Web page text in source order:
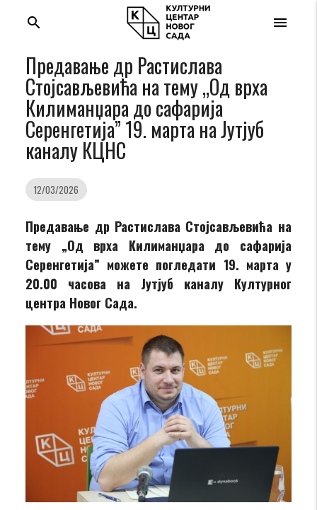
menu
search
Предавање др Растиславa
Стојсављевићa на тему „Од врха
Килиманџара до сафарија
Серенгетија” 19. марта на Јутјуб
каналу КЦНС
12/03/2026
Предавање др Растиславa Стојсављевићa на
тему „Од врха Килиманџара до сафарија
Серенгетија” можете погледати 19. марта у
20.00 часова на Јутјуб каналу Културног
центра Новог Сада.